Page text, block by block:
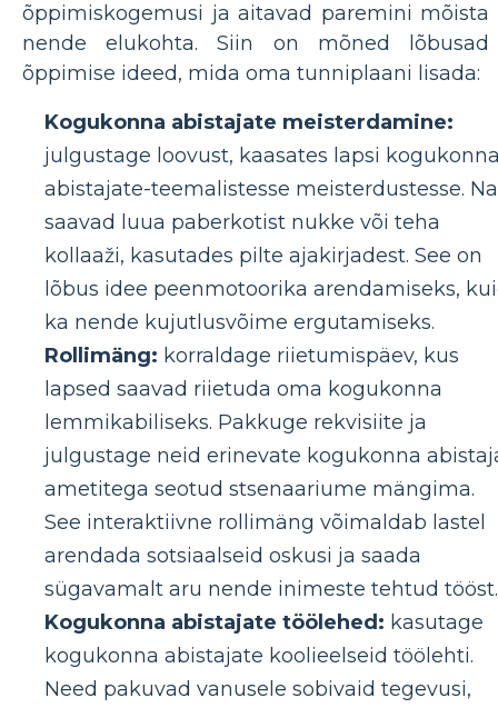
õppimiskogemusi ja aitavad paremini mõista
nende elukohta. Siin on mõned lõbusad
õppimise ideed, mida oma tunniplaani lisada:
Kogukonna abistajate meisterdamine:
julgustage loovust, kaasates lapsi
abistajate-teemalistesse meisterdustesse.
saavad luua paberkotist nukke või teha
kollaaži, kasutades pilte ajakirjadest. See on
lõbus idee peenmotoorika arendamiseks,
ka nende kujutlusvõime ergutamiseks.
Rollimäng: korraldage riietumispäev, kus
lapsed saavad riietuda oma kogukonna
lemmikabiliseks. Pakkuge rekvisiite ja
julgustage neid erinevate kogukonna
ametitega seotud stsenaariume mängima.
See interaktiivne rollimäng võimaldab lastel
arendada sotsiaalseid oskusi ja saada
sügavamalt aru nende inimeste tehtud tööst.
Kogukonna abistajate töölehed: kasutage
kogukonna abistajate koolieelseid töölehti.
Need pakuvad vanusele sobivaid tegevusi,